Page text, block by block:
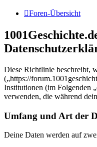
Foren-Übersicht
Diese Richtlinie beschreibt,
(„https://
Institutionen (im Folgenden
verwenden, die während
Umfang und Art der
Deine Daten werden auf